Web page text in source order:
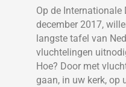
Op de Internationale
december 2017,
langste tafel van
vluchtelingen
Hoe? Door met
gaan, in uw kerk, op